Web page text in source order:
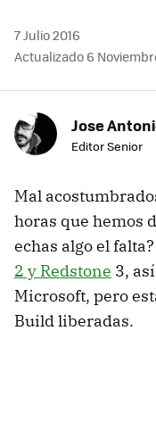
7 Julio 2016
Actualizado 6
Jose
Editor Senior
Mal
horas que hemos
echas algo el
2 y Redstone 3,
Microsoft, pero
Build liberadas.